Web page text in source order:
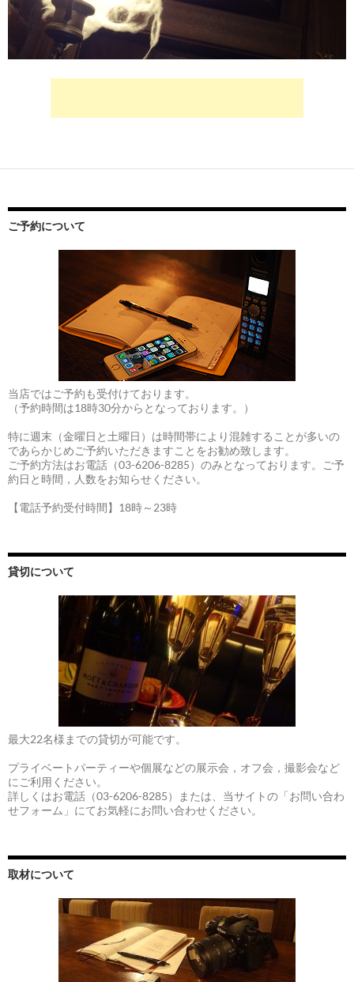
ご予約について
当店ではご予約も受付けております。
（予約時間は18時30分からとなっております。）
特に週末（金曜日と土曜日）は時間帯により混雑することが多いの
であらかじめご予約いただきますことをお勧め致します。
ご予約方法はお電話（03-6206-8285）のみとなっております。ご予
約日と時間，人数をお知らせください。
【電話予約受付時間】18時～23時
貸切について
最大22名様までの貸切が可能です。
プライベートパーティーや個展などの展示会，オフ会，撮影会など
にご利用ください。
詳しくはお電話（03-6206-8285）または、当サイトの「お問い合わ
せフォーム」にてお気軽にお問い合わせください。
取材について